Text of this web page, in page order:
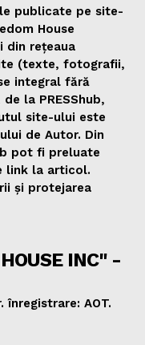
publicate pe site-
House
din rețeaua
(texte, fotografii,
integral fără
la PRESShub,
site-ului este
de Autor. Din
pot fi preluate
link la articol.
și protejarea
INC" -
înregistrare: AOT.